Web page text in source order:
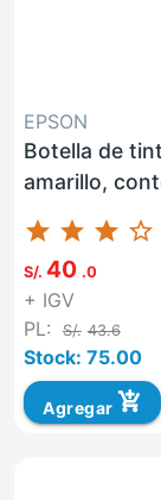
EPSON
Botella de
amarillo,
star star star star_border
S/. 40 .0
+ IGV
PL:
S/. 43.6
Stock: 75.00
Agregar add_shopping_cart